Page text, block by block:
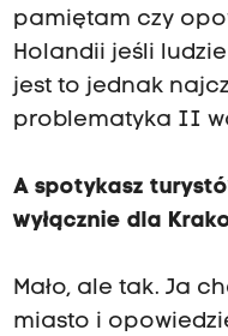
pamiętam czy
Holandii jeśli
jest to jednak
problematyka II
A spotykasz
wyłącznie dla
Mało, ale tak. Ja
miasto i